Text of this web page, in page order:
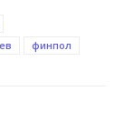
финпол